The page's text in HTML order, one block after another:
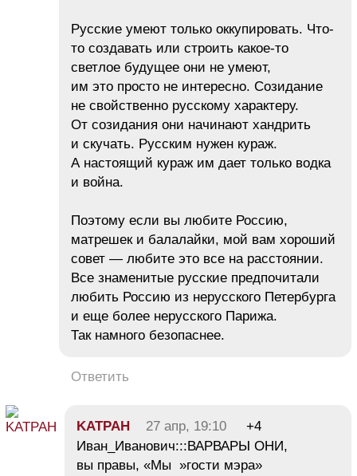
Русские умеют только оккупировать. Что-
то создавать или строить какое-то
светлое будущее они не умеют,
им это просто не интересно. Созидание
не свойственно русскому характеру.
От созидания они начинают хандрить
и скучать. Русским нужен кураж.
А настоящий кураж им дает только водка
и война.
Поэтому если вы любите Россию,
матрешек и балалайки, мой вам хороший
совет — любите это все на расстоянии.
Все знаменитые русские предпочитали
любить Россию из нерусского Петербурга
и еще более нерусского Парижа.
Так намного безопаснее.
Ответить
KATPAH 27 апр, 19:10
+4
Иван_Иванович:::ВАРВАРЫ ОНИ,
вы правы, «Мы »гости мэра»